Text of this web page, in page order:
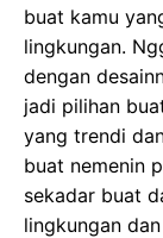
buat kamu
lingkungan.
dengan
jadi pilihan
yang trendi
buat nemenin
sekadar buat
lingkungan